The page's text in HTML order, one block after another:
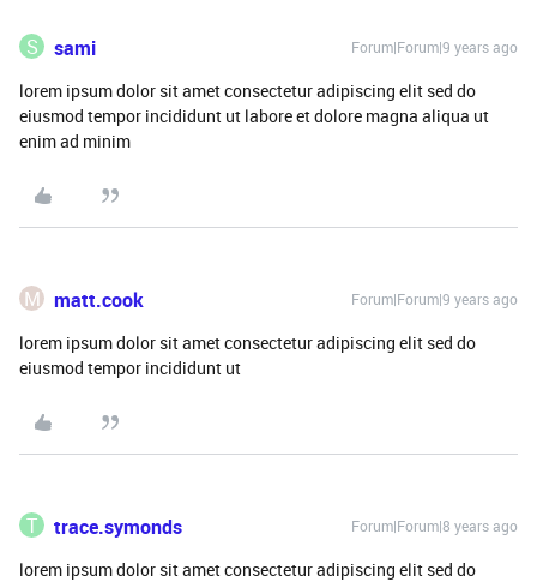
S sami Forum|Forum|9 years ago
lorem ipsum dolor sit amet consectetur adipiscing elit sed do
eiusmod tempor incididunt ut labore et dolore magna aliqua ut
enim ad minim
M matt.cook Forum|Forum|9 years ago
lorem ipsum dolor sit amet consectetur adipiscing elit sed do
eiusmod tempor incididunt ut
T trace.symonds Forum|Forum|8 years ago
lorem ipsum dolor sit amet consectetur adipiscing elit sed do